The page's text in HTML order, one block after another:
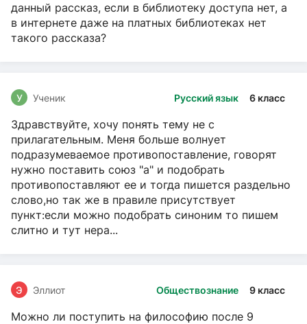
данный рассказ, если в библиотеку доступа нет, а
в интернете даже на платных библиотеках нет
такого рассказа?
Русский язык 6 класс
У Ученик
Здравствуйте, хочу понять тему не с
прилагательным. Меня больше волнует
подразумеваемое противопоставление, говорят
нужно поставить союз "а" и подобрать
противопоставляют ее и тогда пишется раздельно
слово,но так же в правиле присутствует
пункт:если можно подобрать синоним то пишем
слитно и тут нера...
Обществознание 9 класс
Э Эллиот
Можно ли поступить на философию после 9